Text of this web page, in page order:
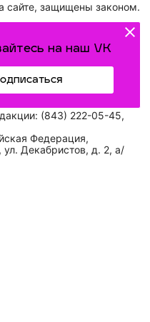
на наш VK
сайте, защищены законом.
распространение в любом
на сайте, возможна
редакций СМИ.
Идел-Идель
Ризвановна
(843) 222-05-45,
Федерация,
ул. Декабристов, д. 2, а/